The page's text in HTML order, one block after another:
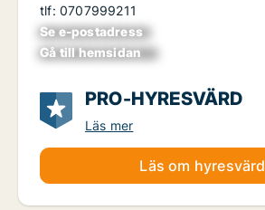
tlf: 0707999211
Se e-postadress
xxxxxxxxxxxxxxx
Gå till hemsidan
xxxxxxxxxxxxxxxx
PRO-HYRESVÄRD
Läs mer
Läs om hyresvärd